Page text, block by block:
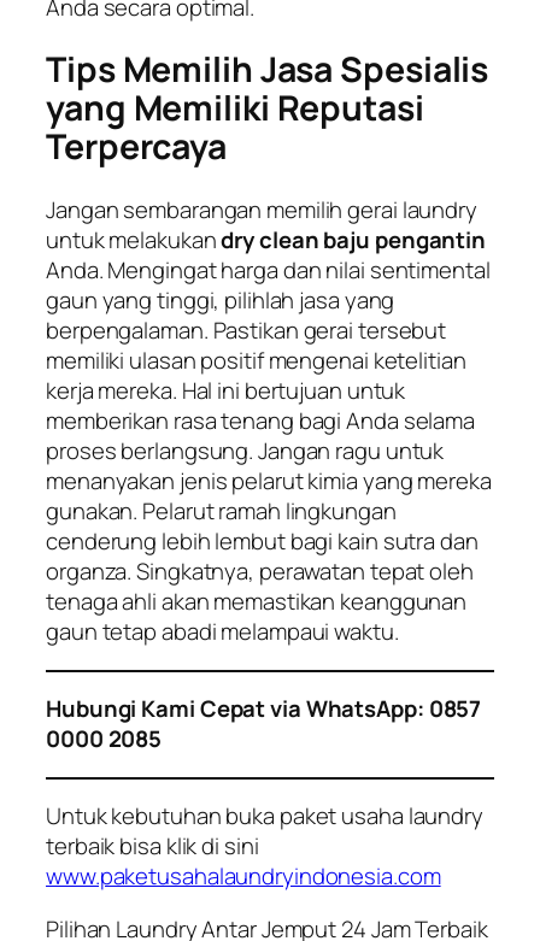
Anda secara optimal.
Tips Memilih Jasa Spesialis
yang Memiliki Reputasi
Terpercaya
Jangan sembarangan memilih gerai laundry
untuk melakukandry clean baju pengantin
Anda. Mengingat harga dan nilai sentimental
gaun yang tinggi, pilihlah jasa yang
berpengalaman. Pastikan gerai tersebut
memiliki ulasan positif mengenai ketelitian
kerja mereka. Hal ini bertujuan untuk
memberikan rasa tenang bagi Anda selama
proses berlangsung. Jangan ragu untuk
menanyakan jenis pelarut kimia yang mereka
gunakan. Pelarut ramah lingkungan
cenderung lebih lembut bagi kain sutra dan
organza. Singkatnya, perawatan tepat oleh
tenaga ahli akan memastikan keanggunan
gaun tetap abadi melampaui waktu.
Hubungi Kami Cepat via WhatsApp: 0857
0000 2085
Untuk kebutuhan buka paket usaha laundry
terbaik bisa klik di sini
www.paketusahalaundryindonesia.com
Pilihan Laundry Antar Jemput 24 Jam Terbaik